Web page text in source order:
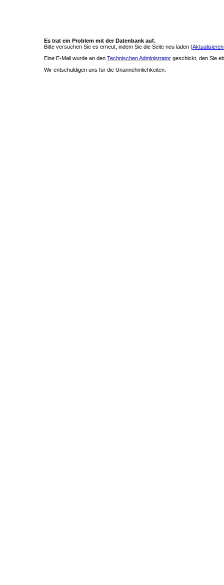
Es trat ein Problem mit der Datenbank auf.
Bitte versuchen Sie es erneut, indem Sie die Seite neu laden (
Eine E-Mail wurde an den Technischen Administrator geschickt, den Sie
Wir entschuldigen uns für die Unannehmlichkeiten.